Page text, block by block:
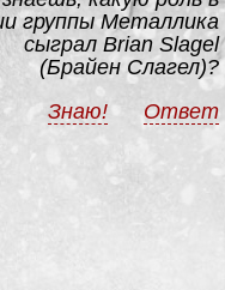
группы Металлика
сыграл Brian Slagel
(Брайен Слагел)?
Знаю!
Ответ